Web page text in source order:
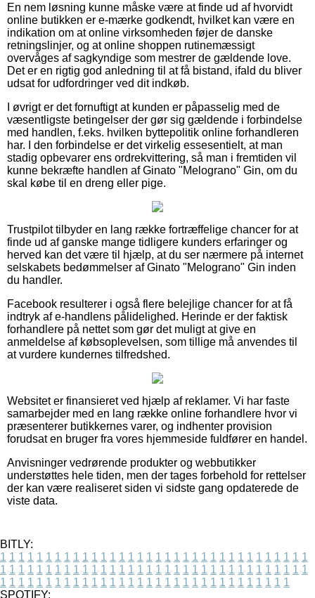
En nem løsning kunne måske være at finde ud af hvorvidt
online butikken er e-mærke godkendt, hvilket kan være en
indikation om at online virksomheden føjer de danske
retningslinjer, og at online shoppen rutinemæssigt
overvåges af sagkyndige som mestrer de gældende love.
Det er en rigtig god anledning til at få bistand, ifald du bliver
udsat for udfordringer ved dit indkøb.
I øvrigt er det fornuftigt at kunden er påpasselig med de
væsentligste betingelser der gør sig gældende i forbindelse
med handlen, f.eks. hvilken byttepolitik online forhandleren
har. I den forbindelse er det virkelig essesentielt, at man
stadig opbevarer ens ordrekvittering, så man i fremtiden vil
kunne bekræfte handlen af Ginato "Melograno" Gin, om du
skal købe til en dreng eller pige.
Trustpilot tilbyder en lang række fortræffelige chancer for at
finde ud af ganske mange tidligere kunders erfaringer og
herved kan det være til hjælp, at du ser nærmere på internet
selskabets bedømmelser af Ginato "Melograno" Gin inden
du handler.
Facebook resulterer i også flere belejlige chancer for at få
indtryk af e-handlens pålidelighed. Herinde er der faktisk
forhandlere på nettet som gør det muligt at give en
anmeldelse af købsoplevelsen, som tillige må anvendes til
at vurdere kundernes tilfredshed.
Websitet er finansieret ved hjælp af reklamer. Vi har faste
samarbejder med en lang række online forhandlere hvor vi
præsenterer butikkernes varer, og indhenter provision
forudsat en bruger fra vores hjemmeside fuldfører en handel.
Anvisninger vedrørende produkter og webbutikker
understøttes hele tiden, men der tages forbehold for rettelser
der kan være realiseret siden vi sidste gang opdaterede de
viste data.
BITLY:
1 1 1 1 1 1 1 1 1 1 1 1 1 1 1 1 1 1 1 1 1 1 1 1 1 1 1 1 1 1 1 1 1 1
1 1 1 1 1 1 1 1 1 1 1 1 1 1 1 1 1 1 1 1 1 1 1 1 1 1 1 1 1 1 1 1 1 1
1 1 1 1 1 1 1 1 1 1 1 1 1 1 1 1 1 1 1 1 1 1 1 1 1 1 1 1 1 1 1 1
SPOTIFY: